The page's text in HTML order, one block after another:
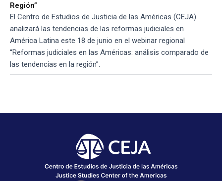
Región”
El Centro de Estudios de Justicia de las Américas (CEJA)
analizará las tendencias de las reformas judiciales en
América Latina este 18 de junio en el webinar regional
“Reformas judiciales en las Américas: análisis comparado de
las tendencias en la región”.